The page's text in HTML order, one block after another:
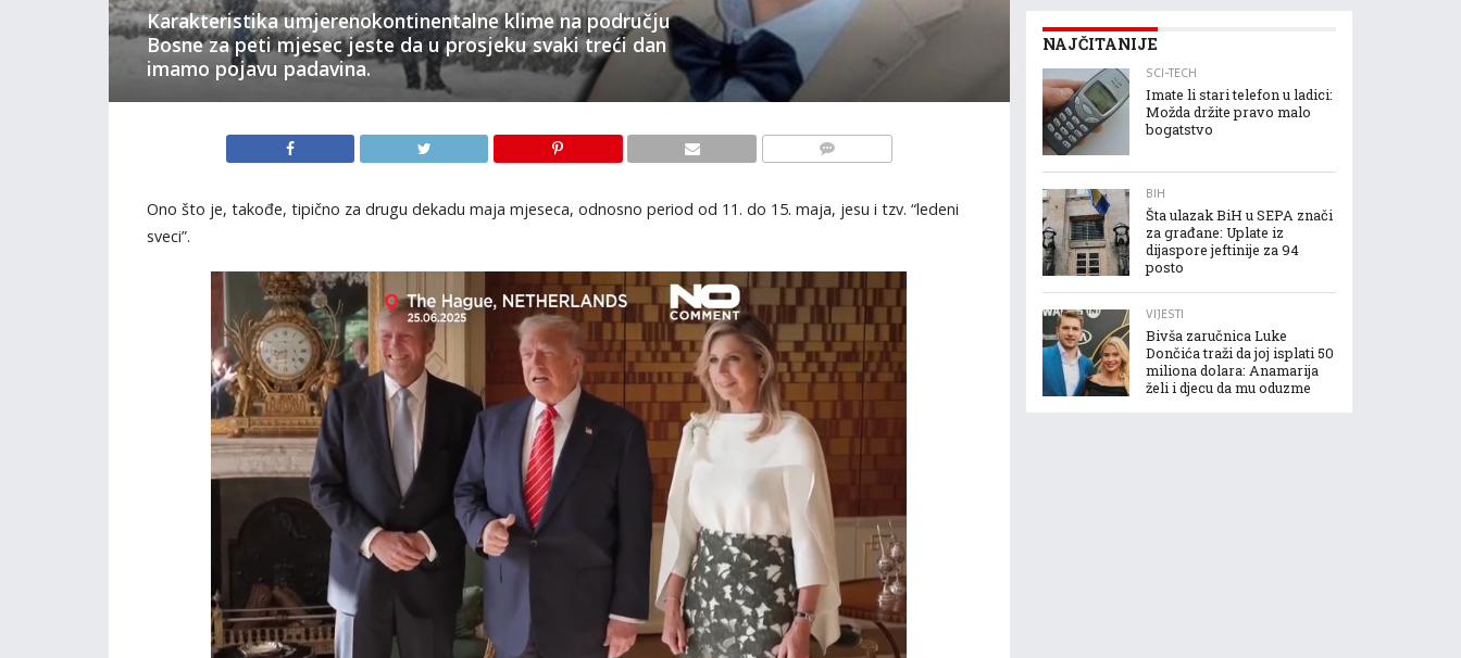
Karakteristika umjerenokontinentalne klime na području
Bosne za peti mjesec jeste da u prosjeku svaki treći dan
imamo pojavu padavina.
Ono što je, takođe, tipično za drugu dekadu maja mjeseca, odnosno period od 11. do 15. maja, jesu i tzv. “ledeni
sveci”.
NAJČITANIJE
SCI-TECH
Imate li stari telefon u ladici:
Možda držite pravo malo
bogatstvo
BIH
Šta ulazak BiH u SEPA znači
za građane: Uplate iz
dijaspore jeftinije za 94
posto
VIJESTI
Bivša zaručnica Luke
Dončića traži da joj isplati 50
miliona dolara: Anamarija
želi i djecu da mu oduzme